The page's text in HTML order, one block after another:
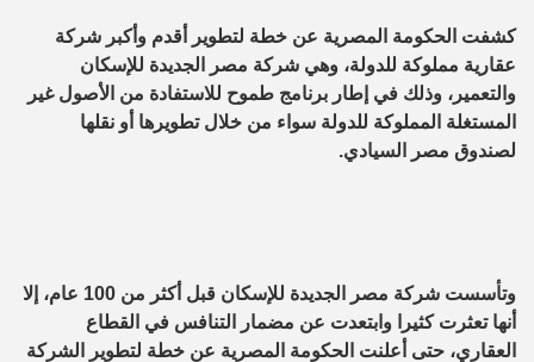
كشفت الحكومة المصرية عن خطة لتطوير أقدم وأكبر شركة
عقارية مملوكة للدولة، وهي شركة مصر الجديدة للإسكان
والتعمير، وذلك في إطار برنامج طموح للاستفادة من الأصول غير
المستغلة المملوكة للدولة سواء من خلال تطويرها أو نقلها
لصندوق مصر السيادي.
وتأسست شركة مصر الجديدة للإسكان قبل أكثر من 100 عام، إلا
أنها تعثرت كثيرا وابتعدت عن مضمار التنافس في القطاع
العقاري، حتى أعلنت الحكومة المصرية عن خطة لتطوير الشركة